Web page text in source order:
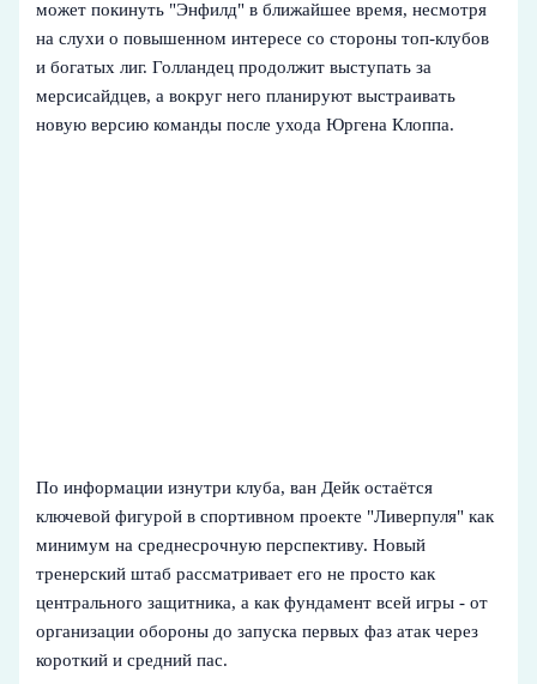
может покинуть "Энфилд" в ближайшее время, несмотря
на слухи о повышенном интересе со стороны топ-клубов
и богатых лиг. Голландец продолжит выступать за
мерсисайдцев, а вокруг него планируют выстраивать
новую версию команды после ухода Юргена Клоппа.
По информации изнутри клуба, ван Дейк остаётся
ключевой фигурой в спортивном проекте "Ливерпуля" как
минимум на среднесрочную перспективу. Новый
тренерский штаб рассматривает его не просто как
центрального защитника, а как фундамент всей игры - от
организации обороны до запуска первых фаз атак через
короткий и средний пас.